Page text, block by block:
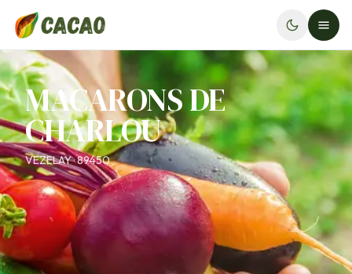
MACARONS DE
CHARLOU
VEZELAY · 89450